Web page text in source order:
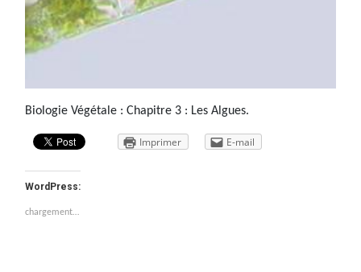
Biologie Végétale : Chapitre 3 : Les Algues.
Imprimer E-mail
WordPress:
chargement…